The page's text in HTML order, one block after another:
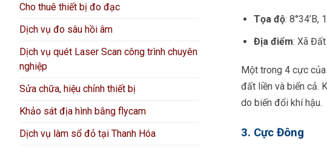
Cho thuê thiết bị đo đạc
Dịch vụ đo sâu hồi âm
Dịch vụ quét Laser Scan công trình chuyên
nghiệp
Sửa chữa, hiệu chỉnh thiết bị
Khảo sát địa hình bằng flycam
Dịch vụ làm sổ đỏ tại Thanh Hóa
Tọa độ: 8°34’B,
Địa điểm: Xã
Một trong 4 cực
đất liền và biển cả.
do biến đổi khí hậu.
3. Cực Đông